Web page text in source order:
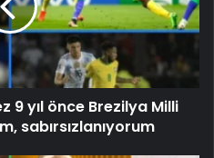
9 yıl önce Brezilya Milli
sabırsızlanıyorum